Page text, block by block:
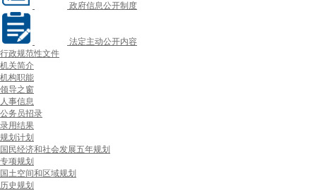
政府信息公开制度
法定主动公开内容
行政规范性文件
机关简介
机构职能
领导之窗
人事信息
公务员招录
录用结果
规划计划
国民经济和社会发展五年规划
专项规划
国土空间和区域规划
历史规划